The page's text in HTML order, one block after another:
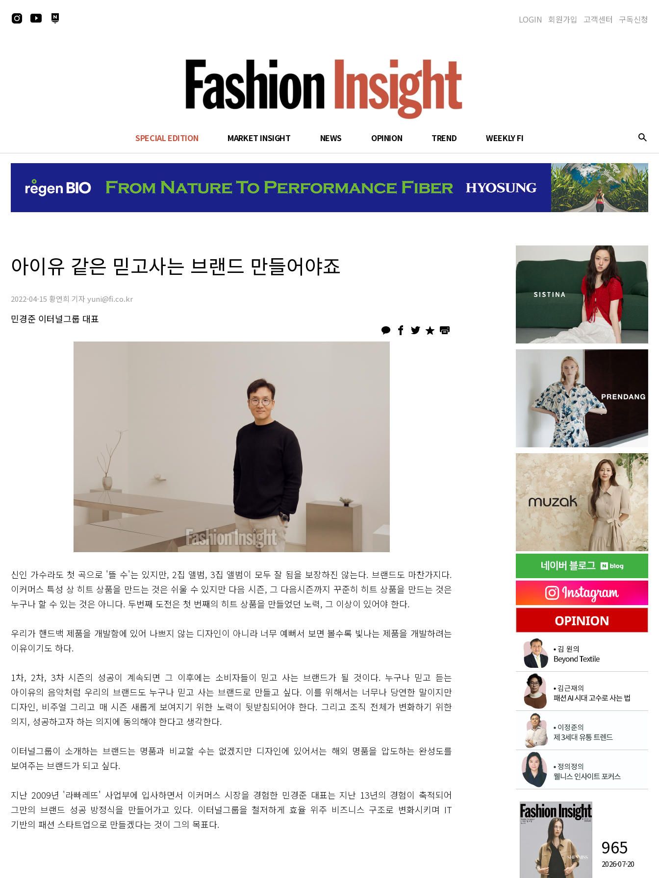
search
SPECIAL EDITION MARKET INSIGHT NEWS OPINION TREND WEEKLY FI
LOGIN 회원가입 고객센터 구독신청
아이유 같은 믿고사는 브랜드 만들어야죠
2022-04-15 황연희 기자 yuni@fi.co.kr
민경준 이터널그룹 대표
신인 가수라도 첫 곡으로 '뜰 수'는 있지만, 2집 앨범, 3집 앨범이 모두 잘 됨을 보장하진 않는다. 브랜드도 마찬가지다.
이커머스 특성 상 히트 상품을 만드는 것은 쉬울 수 있지만 다음 시즌, 그 다음시즌까지 꾸준히 히트 상품을 만드는 것은
누구나 할 수 있는 것은 아니다. 두번째 도전은 첫 번째의 히트 상품을 만들었던 노력, 그 이상이 있어야 한다.
우리가 핸드백 제품을 개발함에 있어 나쁘지 않는 디자인이 아니라 너무 예뻐서 보면 볼수록 빛나는 제품을 개발하려는
이유이기도 하다.
1차, 2차, 3차 시즌의 성공이 계속되면 그 이후에는 소비자들이 믿고 사는 브랜드가 될 것이다. 누구나 믿고 듣는
아이유의 음악처럼 우리의 브랜드도 누구나 믿고 사는 브랜드로 만들고 싶다. 이를 위해서는 너무나 당연한 말이지만
디자인, 비주얼 그리고 매 시즌 새롭게 보여지기 위한 노력이 뒷받침되어야 한다. 그리고 조직 전체가 변화하기 위한
의지, 성공하고자 하는 의지에 동의해야 한다고 생각한다.
이터널그룹이 소개하는 브랜드는 명품과 비교할 수는 없겠지만 디자인에 있어서는 해외 명품을 압도하는 완성도를
보여주는 브랜드가 되고 싶다.
지난 2009년 '라빠레뜨' 사업부에 입사하면서 이커머스 시장을 경험한 민경준 대표는 지난 13년의 경험이 축적되어
그만의 브랜드 성공 방정식을 만들어가고 있다. 이터널그룹을 철저하게 효율 위주 비즈니스 구조로 변화시키며 IT
기반의 패션 스타트업으로 만들겠다는 것이 그의 목표다.
965
2026-07-20
닫기